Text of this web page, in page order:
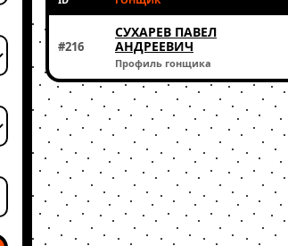
#216
СУХАРЕВ ПАВЕЛ
АНДРЕЕВИЧ
Профиль гонщика